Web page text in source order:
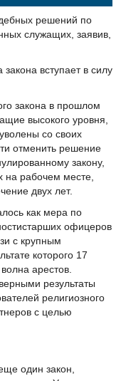
решений по
служащих, заявив,
вступает в силу
закона в прошлом
высокого уровня,
со своих
отменить решение
закону,
на рабочем месте,
двух лет.
как мера по
офицеров
с крупным
которого 17
арестов.
результаты
религиозного
с целью
один закон,